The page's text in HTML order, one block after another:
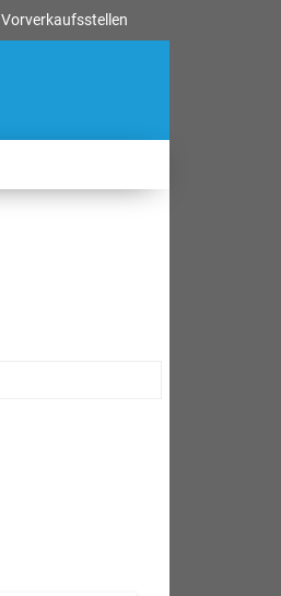
Vorverkaufsstellen